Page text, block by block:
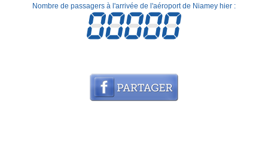
Nombre de passagers à l'arrivée de l'aéroport de Niamey hier :